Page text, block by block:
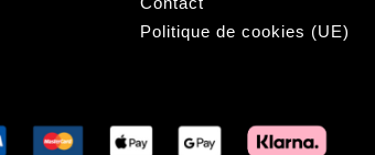
Politique de cookies (UE)